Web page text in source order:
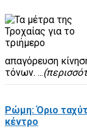
απαγόρευση
τόνων. ...
Ρώμη: Όριο
κέντρο